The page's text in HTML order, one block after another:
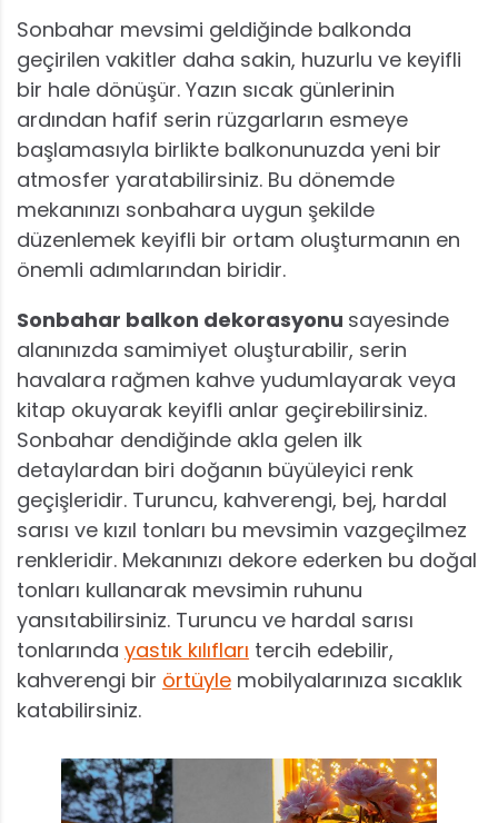
Sonbahar mevsimi geldiğinde balkonda
geçirilen vakitler daha sakin, huzurlu ve keyifli
bir hale dönüşür. Yazın sıcak günlerinin
ardından hafif serin rüzgarların esmeye
başlamasıyla birlikte balkonunuzda yeni bir
atmosfer yaratabilirsiniz. Bu dönemde
mekanınızı sonbahara uygun şekilde
düzenlemek keyifli bir ortam oluşturmanın en
önemli adımlarından biridir.
Sonbahar balkon dekorasyonu sayesinde
alanınızda samimiyet oluşturabilir, serin
havalara rağmen kahve yudumlayarak veya
kitap okuyarak keyifli anlar geçirebilirsiniz.
Sonbahar dendiğinde akla gelen ilk
detaylardan biri doğanın büyüleyici renk
geçişleridir. Turuncu, kahverengi, bej, hardal
sarısı ve kızıl tonları bu mevsimin vazgeçilmez
renkleridir. Mekanınızı dekore ederken bu doğal
tonları kullanarak mevsimin ruhunu
yansıtabilirsiniz. Turuncu ve hardal sarısı
tonlarında yastık kılıfları tercih edebilir,
kahverengi bir örtüyle mobilyalarınıza sıcaklık
katabilirsiniz.